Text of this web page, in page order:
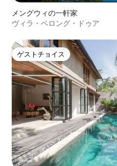
メングウィの一軒家
ヴィラ・ベロング・ドゥア
ゲストチョイス
ゲストチョイス